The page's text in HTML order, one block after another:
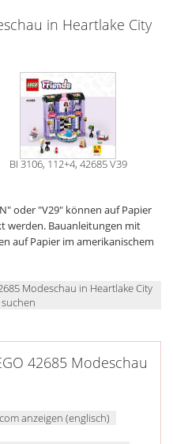
in Heartlake City
BI 3106, 112+4, 42685 V39
oder "V29" können auf Papier
werden. Bauanleitungen mit
auf Papier im amerikanischem
Modeschau in Heartlake City
suchen
42685 Modeschau
anzeigen (englisch)